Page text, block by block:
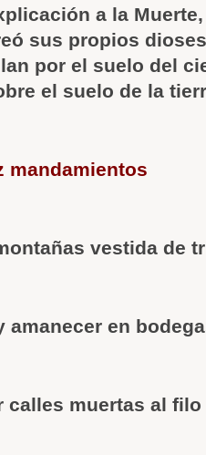
a la
sus propios
por el suelo del
el suelo de la
mandamientos
vestida de
amanecer en
calles muertas al